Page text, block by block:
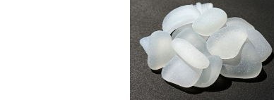
(白色系・2～2.5cm)クラフト用
シーグラス素材 SS-507
¥600